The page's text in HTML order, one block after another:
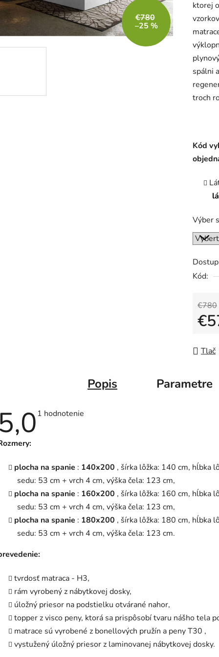
je
5,0
z
5
ktorej
spálni
troch
Kód
Výber
Kód:
€780
Tlač
€780
–25 %
Popis Parametre
Priemerné
hviezdičiek.
1 hodnotenie
plocha na spanie : 140x200 , šírka lôžka: 140 cm, hĺbka
sedu: 53 cm + vrch 4 cm, výška čela: 123 cm,
plocha na spanie : 160x200 , šírka lôžka: 160 cm, hĺbka
sedu: 53 cm + vrch 4 cm, výška čela: 123 cm,
plocha na spanie : 180x200 , šírka lôžka: 180 cm, hĺbka
sedu: 53 cm + vrch 4 cm, výška čela: 123 cm.
tvrdosť matraca - H3,
rám vyrobený z nábytkovej dosky,
úložný priesor na podstielku otvárané nahor,
topperz visco peny, ktorá sa prispôsobí tvaru nášho tela
matrace sú vyrobené z bonellových pružín a peny T30 ,
vystužený úložný priesor z laminovanej nábytkovej dosky.